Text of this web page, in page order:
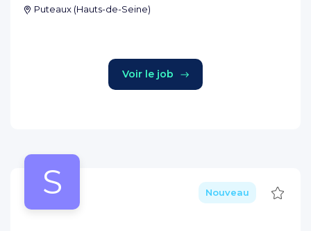
Puteaux (Hauts-de-Seine)
Voir le job
S Nouveau